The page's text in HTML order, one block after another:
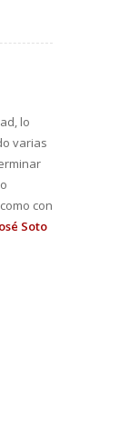
lo
varias
con
Soto